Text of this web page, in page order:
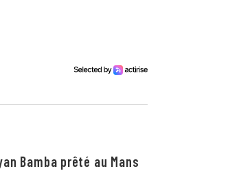
Bamba prêté au Mans